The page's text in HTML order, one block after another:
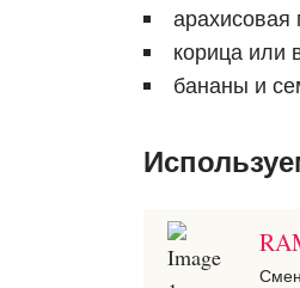
арахисовая
корица или
бананы и